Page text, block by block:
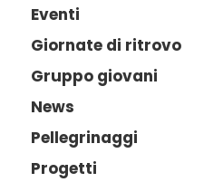
Eventi
Giornate di ritrovo
Gruppo giovani
News
Pellegrinaggi
Progetti